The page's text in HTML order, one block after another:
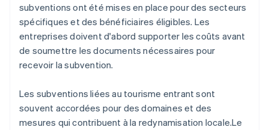
subventions ont été mises en place pour des secteurs
spécifiques et des bénéficiaires éligibles. Les
entreprises doivent d'abord supporter les coûts avant
de soumettre les documents nécessaires pour
recevoir la subvention.
Les subventions liées au tourisme entrant sont
souvent accordées pour des domaines et des
mesures qui contribuent à la redynamisation locale.Le